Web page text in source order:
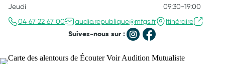
Jeudi
09:30-19:00
04 67 22 67 00
audio.republique@mfgs.fr Itinéraire
Suivez-nous sur :